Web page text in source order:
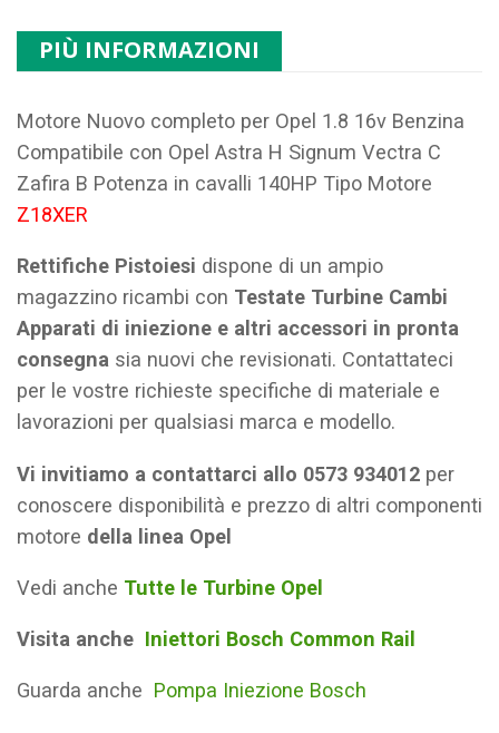
PIÙ INFORMAZIONI
Motore Nuovo completo per Opel 1.8 16v Benzina
Compatibile con Opel Astra H Signum Vectra C
Zafira B Potenza in cavalli 140HP Tipo Motore
Z18XER
Rettifiche Pistoiesi dispone di un ampio
magazzino ricambi con Testate Turbine Cambi
Apparati di iniezione e altri accessori in pronta
consegna sia nuovi che revisionati. Contattateci
per le vostre richieste specifiche di materiale e
lavorazioni per qualsiasi marca e modello.
Vi invitiamo a contattarci allo 0573 934012 per
conoscere disponibilità e prezzo di altri componenti
motore della linea Opel
Vedi anche Tutte le Turbine Opel
Visita anche Iniettori Bosch Common Rail
Guarda anche Pompa Iniezione Bosch